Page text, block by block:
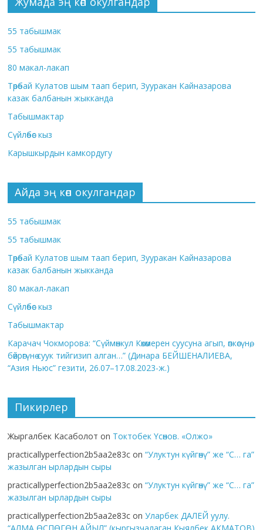
55 табышмак
55 табышмак
80 макал-лакап
Төрөбай Кулатов шым таап берип, Зууракан Кайназарова
казак балбанын жыкканда
Табышмактар
Сүйлөбөс кыз
Карышкырдын камкордугу
Айда эң көп окулгандар
55 табышмак
55 табышмак
Төрөбай Кулатов шым таап берип, Зууракан Кайназарова
казак балбанын жыкканда
80 макал-лакап
Сүйлөбөс кыз
Табышмактар
Карачач Чокморова: “Сүймөнкул Көкөмерен суусуна агып, өпкөсүнө,
бөйрөгүнө суук тийгизип алган…” (Динара БЕЙШЕНАЛИЕВА,
“Азия Ньюс” гезити, 26.07–17.08.2023-ж.)
Пикирлер
Жыргалбек Касаболот on Токтобек Үсөнов. «Олжо»
practicallyperfection2b5aa2e83c on“Улуктун күйгөнү” же “С… га”
жазылган ырлардын сыры
practicallyperfection2b5aa2e83c on“Улуктун күйгөнү” же “С… га”
жазылган ырлардын сыры
practicallyperfection2b5aa2e83c onУларбек ДАЛЕЙ уулу.